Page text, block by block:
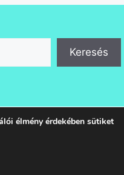
Keresés
élmény érdekében sütiket